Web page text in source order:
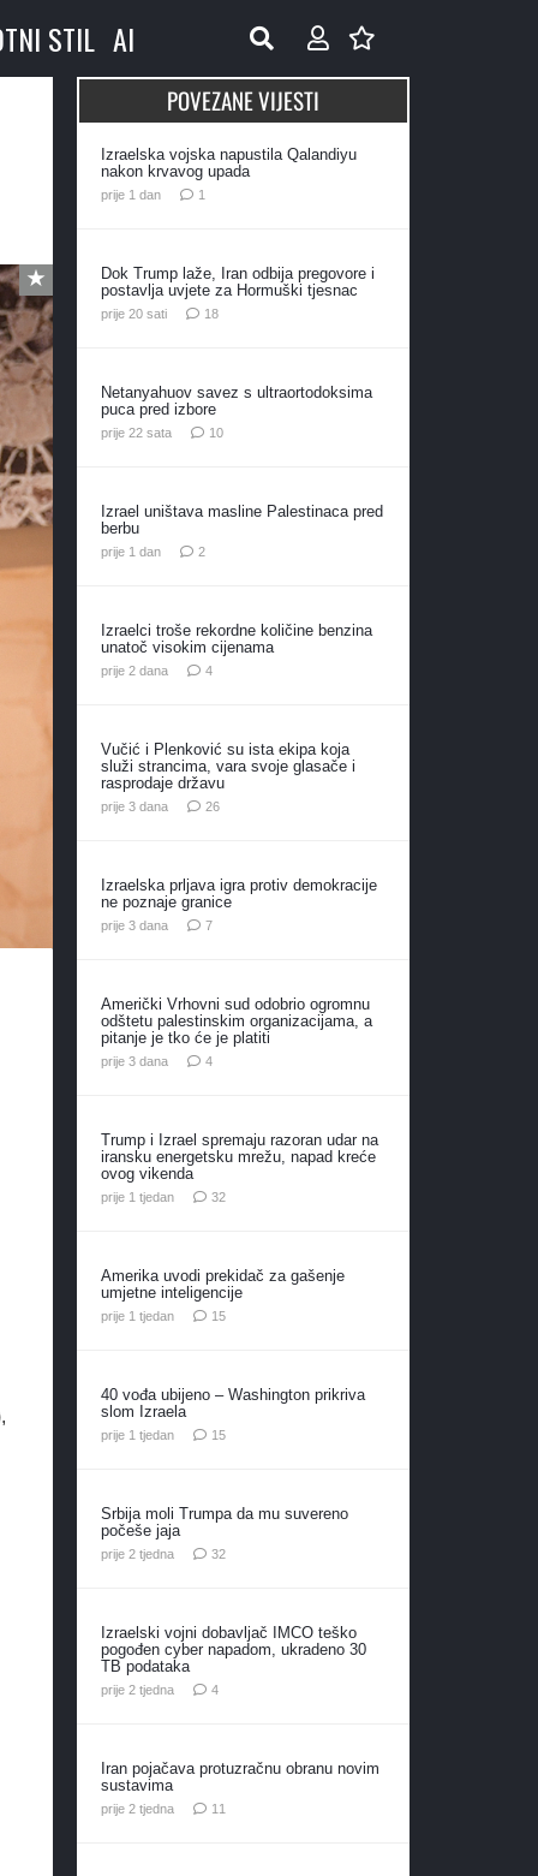
STIL AI
POVEZANE VIJESTI
Izraelska vojska napustila Qalandiyu
nakon krvavog upada
prije 1 dan 1
Dok Trump laže, Iran odbija pregovore i
postavlja uvjete za Hormuški tjesnac
prije 20 sati 18komentara
Netanyahuov savez s ultraortodoksima
puca pred izbore
prije 22 sata 10komentara
Izrael uništava masline Palestinaca pred
berbu
prije 1 dan 2komentara
Izraelci troše rekordne količine benzina
unatoč visokim cijenama
prije 2 dana 4komentara
Vučić i Plenković su ista ekipa koja
služi strancima, vara svoje glasače i
rasprodaje državu
prije 3 dana 26komentara
Izraelska prljava igra protiv demokracije
ne poznaje granice
prije 3 dana 7komentara
Američki Vrhovni sud odobrio ogromnu
odštetu palestinskim organizacijama, a
pitanje je tko će je platiti
prije 3 dana 4komentara
Trump i Izrael spremaju razoran udar na
iransku energetsku mrežu, napad kreće
ovog vikenda
prije 1 tjedan 32komentara
Amerika uvodi prekidač za gašenje
umjetne inteligencije
prije 1 tjedan 15komentara
40 vođa ubijeno – Washington prikriva
slom Izraela
prije 1 tjedan 15komentara
Srbija moli Trumpa da mu suvereno
počeše jaja
prije 2 tjedna 32komentara
Izraelski vojni dobavljač IMCO teško
pogođen cyber napadom, ukradeno 30
TB podataka
prije 2 tjedna 4komentara
Iran pojačava protuzračnu obranu novim
sustavima
prije 2 tjedna 11